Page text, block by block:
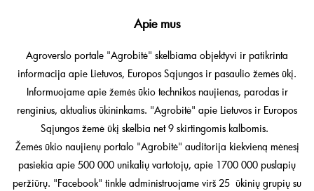
Apie mus
Agroverslo portale "Agrobitė" skelbiama objektyvi ir patikrinta
informacija apie Lietuvos, Europos Sąjungos ir pasaulio žemės ūkį.
Informuojame apie žemės ūkio technikos naujienas, parodas ir
renginius, aktualius ūkininkams. "Agrobitė" apie Lietuvos ir Europos
Sąjungos žemė ūkį skelbia net 9 skirtingomis kalbomis.
Žemės ūkio naujienų portalo "Agrobitė" auditorija kiekvieną mėnesį
pasiekia apie 500 000 unikalių vartotojų, apie 1700 000 puslapių
peržiūrų. "Facebook" tinkle administruojame virš 25 ūkinių grupių su